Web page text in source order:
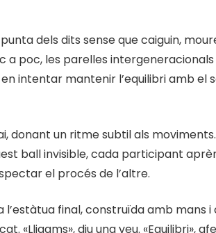
dels dits sense que caiguin,
a poc, les parelles
intentar mantenir l’equilibri amb el
donant un ritme subtil als
ball invisible, cada participant
el procés de l’altre.
l’estàtua final, construïda amb mans
«Lligams», diu una veu. «Equilibri»,